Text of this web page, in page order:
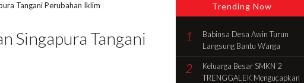
Tangani Perubahan Iklim
Singapura Tangani
Trending Now
1
Babinsa Desa Awin Turun
Langsung Bantu Warga
Gotong Royong Bangun Rumah
di Batang Hari
2
Keluarga Besar SMKN 2
TRENGGALEK Mengucapkan